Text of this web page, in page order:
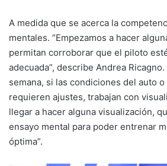
A medida que se acerca la
mentales. “Empezamos a hacer
permitan corroborar que el piloto
adecuada”, describe Andrea
semana, si las condiciones del auto
requieren ajustes, trabajan con
llegar a hacer alguna visualización,
ensayo mental para poder entrenar
óptima”.